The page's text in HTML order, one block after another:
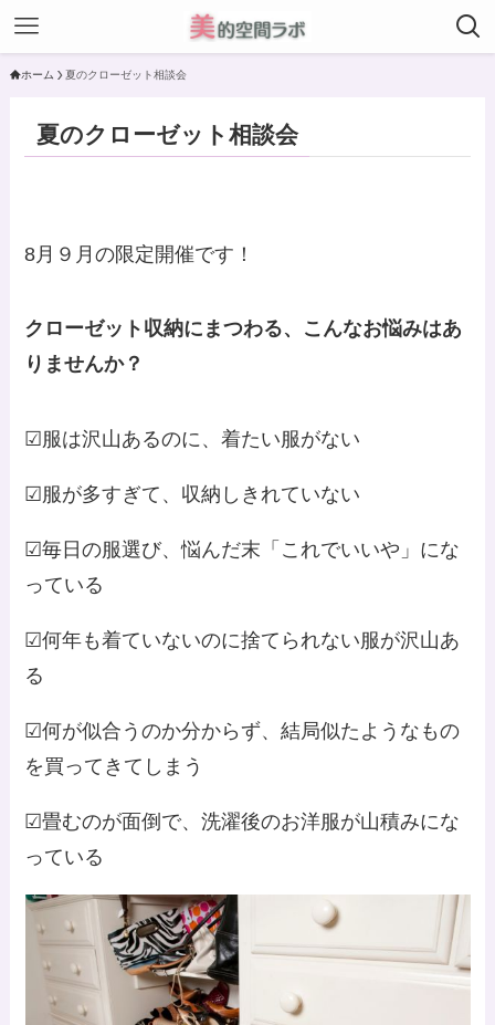
ホーム 夏のクローゼット相談会
夏のクローゼット相談会
8月９月の限定開催です！
クローゼット収納にまつわる、こんなお悩みはあ
りませんか？
☑服は沢山あるのに、着たい服がない
☑服が多すぎて、収納しきれていない
☑毎日の服選び、悩んだ末「これでいいや」にな
っている
☑何年も着ていないのに捨てられない服が沢山あ
る
☑何が似合うのか分からず、結局似たようなもの
を買ってきてしまう
☑畳むのが面倒で、洗濯後のお洋服が山積みにな
っている